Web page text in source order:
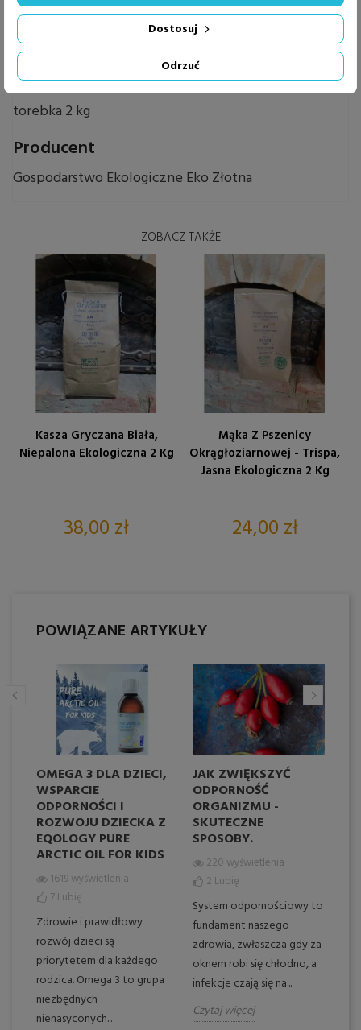
sposób ich przechowywania gwarantuje zachowanie
wszystkich właściwości przez okres 6 miesięcy od
daty przemiału.
Opakowanie
torebka 2 kg
Producent
Gospodarstwo Ekologiczne Eko Złotna
ZOBACZ TAKŻE
Kasza Gryczana Biała,
Niepalona Ekologiczna 2 Kg
Cena
38,00 zł
Mąka Z Pszenicy
Okrągłoziarnowej - Trispa,
Jasna Ekologiczna 2 Kg
Cena
24,00 zł
POWIĄZANE ARTYKUŁY
OMEGA 3 DLA DZIECI,
WSPARCIE
ODPORNOŚCI I
ROZWOJU DZIECKA Z
EQOLOGY PURE
ARCTIC OIL FOR KIDS
1619 wyświetlenia
7Lubię
Zdrowie i prawidłowy
rozwój dzieci są
priorytetem dla każdego
rodzica. Omega 3 to grupa
niezbędnych
nienasyconych...
JAK ZWIĘKSZYĆ
ODPORNOŚĆ
ORGANIZMU -
SKUTECZNE
SPOSOBY.
220 wyświetlenia
2 Lubię
System odpornościowy to
fundament naszego
zdrowia, zwłaszcza gdy za
oknem robi się chłodno, a
infekcje czają się na...
Czytaj więcej
Odrzuć
Dostosuj